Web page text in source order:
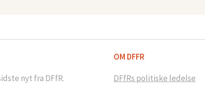
nyt fra DFfR.
OM DFFR
DFfRs politiske ledelse